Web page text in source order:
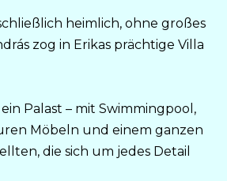
heimlich, ohne großes
zog in Erikas prächtige Villa
Palast – mit Swimmingpool,
Möbeln und einem ganzen
die sich um jedes Detail